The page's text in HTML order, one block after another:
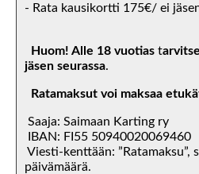
- Rata kausikortti 175€/ ei
Huom! Alle 18 vuotias t
jäsen seurassa.
Ratamaksut voi maksaa
Saaja: Saimaan Karting ry
IBAN: FI55 50940020069460
Viesti-kenttään: ”Ratamaksu”,
päivämäärä.